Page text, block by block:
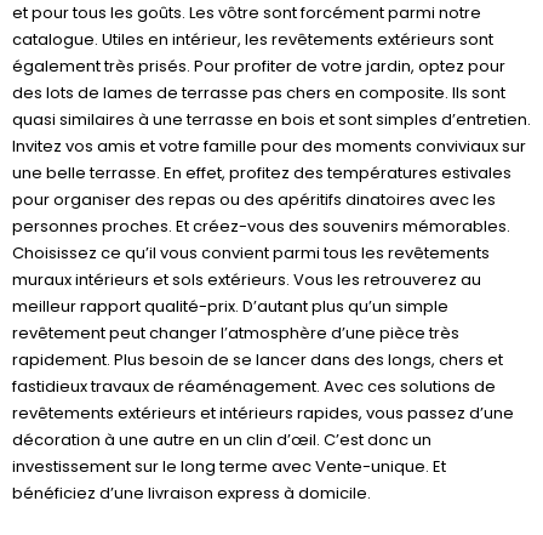
et pour tous les goûts. Les vôtre sont forcément parmi notre
catalogue. Utiles en intérieur, les revêtements extérieurs sont
également très prisés. Pour profiter de votre jardin, optez pour
des lots de lames de terrasse pas chers en composite. Ils sont
quasi similaires à une terrasse en bois et sont simples d’entretien.
Invitez vos amis et votre famille pour des moments conviviaux sur
une belle terrasse. En effet, profitez des températures estivales
pour organiser des repas ou des apéritifs dinatoires avec les
personnes proches. Et créez-vous des souvenirs mémorables.
Choisissez ce qu’il vous convient parmi tous les revêtements
muraux intérieurs et sols extérieurs. Vous les retrouverez au
meilleur rapport qualité-prix. D’autant plus qu’un simple
revêtement peut changer l’atmosphère d’une pièce très
rapidement. Plus besoin de se lancer dans des longs, chers et
fastidieux travaux de réaménagement. Avec ces solutions de
revêtements extérieurs et intérieurs rapides, vous passez d’une
décoration à une autre en un clin d’œil. C’est donc un
investissement sur le long terme avec Vente-unique. Et
bénéficiez d’une livraison express à domicile.